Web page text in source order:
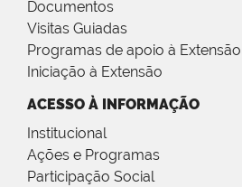
Documentos
Visitas Guiadas
Programas de apoio à
Iniciação à Extensão
ACESSO À INFORMAÇÃO
Institucional
Ações e Programas
Participação Social